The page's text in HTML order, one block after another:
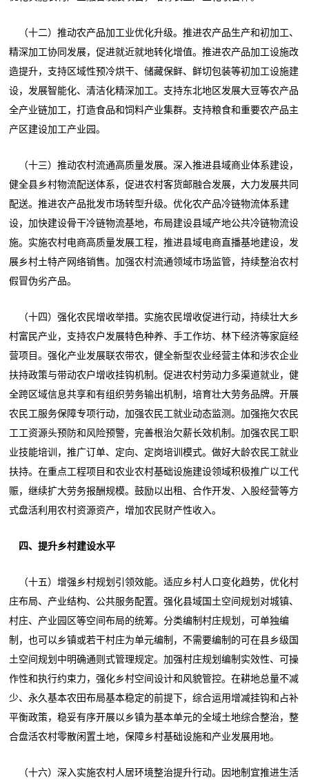
（十二）推动农产品加工业优化升级。推进农产品生产和初加工、
精深加工协同发展，促进就近就地转化增值。推进农产品加工设施改
造提升，支持区域性预冷烘干、储藏保鲜、鲜切包装等初加工设施建
设，发展智能化、清洁化精深加工。支持东北地区发展大豆等农产品
全产业链加工，打造食品和饲料产业集群。支持粮食和重要农产品主
产区建设加工产业园。
（十三）推动农村流通高质量发展。深入推进县域商业体系建设，
健全县乡村物流配送体系，促进农村客货邮融合发展，大力发展共同
配送。推进农产品批发市场转型升级。优化农产品冷链物流体系建
设，加快建设骨干冷链物流基地，布局建设县域产地公共冷链物流设
施。实施农村电商高质量发展工程，推进县域电商直播基地建设，发
展乡村土特产网络销售。加强农村流通领域市场监管，持续整治农村
假冒伪劣产品。
（十四）强化农民增收举措。实施农民增收促进行动，持续壮大乡
村富民产业，支持农户发展特色种养、手工作坊、林下经济等家庭经
营项目。强化产业发展联农带农，健全新型农业经营主体和涉农企业
扶持政策与带动农户增收挂钩机制。促进农村劳动力多渠道就业，健
全跨区域信息共享和有组织劳务输出机制，培育壮大劳务品牌。开展
农民工服务保障专项行动，加强农民工就业动态监测。加强拖欠农民
工工资源头预防和风险预警，完善根治欠薪长效机制。加强农民工职
业技能培训，推广订单、定向、定岗培训模式。做好大龄农民工就业
扶持。在重点工程项目和农业农村基础设施建设领域积极推广以工代
赈，继续扩大劳务报酬规模。鼓励以出租、合作开发、入股经营等方
式盘活利用农村资源资产，增加农民财产性收入。
四、提升乡村建设水平
（十五）增强乡村规划引领效能。适应乡村人口变化趋势，优化村
庄布局、产业结构、公共服务配置。强化县域国土空间规划对城镇、
村庄、产业园区等空间布局的统筹。分类编制村庄规划，可单独编
制，也可以乡镇或若干村庄为单元编制，不需要编制的可在县乡级国
土空间规划中明确通则式管理规定。加强村庄规划编制实效性、可操
作性和执行约束力，强化乡村空间设计和风貌管控。在耕地总量不减
少、永久基本农田布局基本稳定的前提下，综合运用增减挂钩和占补
平衡政策，稳妥有序开展以乡镇为基本单元的全域土地综合整治，整
合盘活农村零散闲置土地，保障乡村基础设施和产业发展用地。
（十六）深入实施农村人居环境整治提升行动。因地制宜推进生活